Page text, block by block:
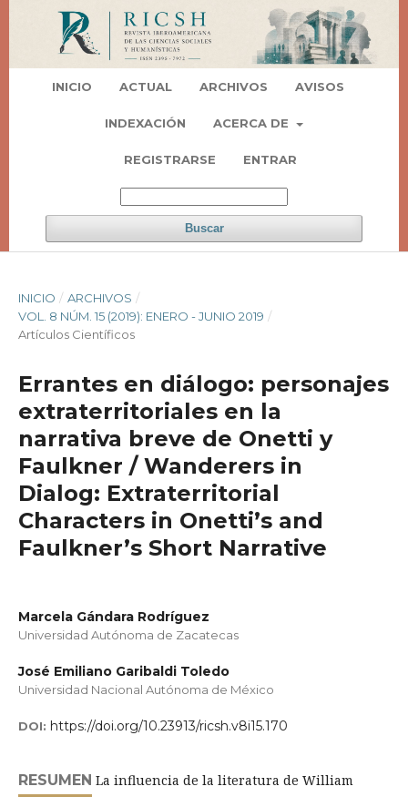
INICIO ACTUAL ARCHIVOS AVISOS
INDEXACIÓN ACERCA DE
REGISTRARSE ENTRAR
Buscar
INICIO / ARCHIVOS /
VOL. 8 NÚM. 15 (2019): ENERO - JUNIO 2019 /
Artí­culos Científicos
Errantes en diálogo: personajes
extraterritoriales en la
narrativa breve de Onetti y
Faulkner / Wanderers in
Dialog: Extraterritorial
Characters in Onetti’s and
Faulkner’s Short Narrative
Marcela Gándara Rodríguez
Universidad Autónoma de Zacatecas
José Emiliano Garibaldi Toledo
Universidad Nacional Autónoma de México
DOI: https://doi.org/10.23913/ricsh.v8i15.170
RESUMEN La influencia de la literatura de William